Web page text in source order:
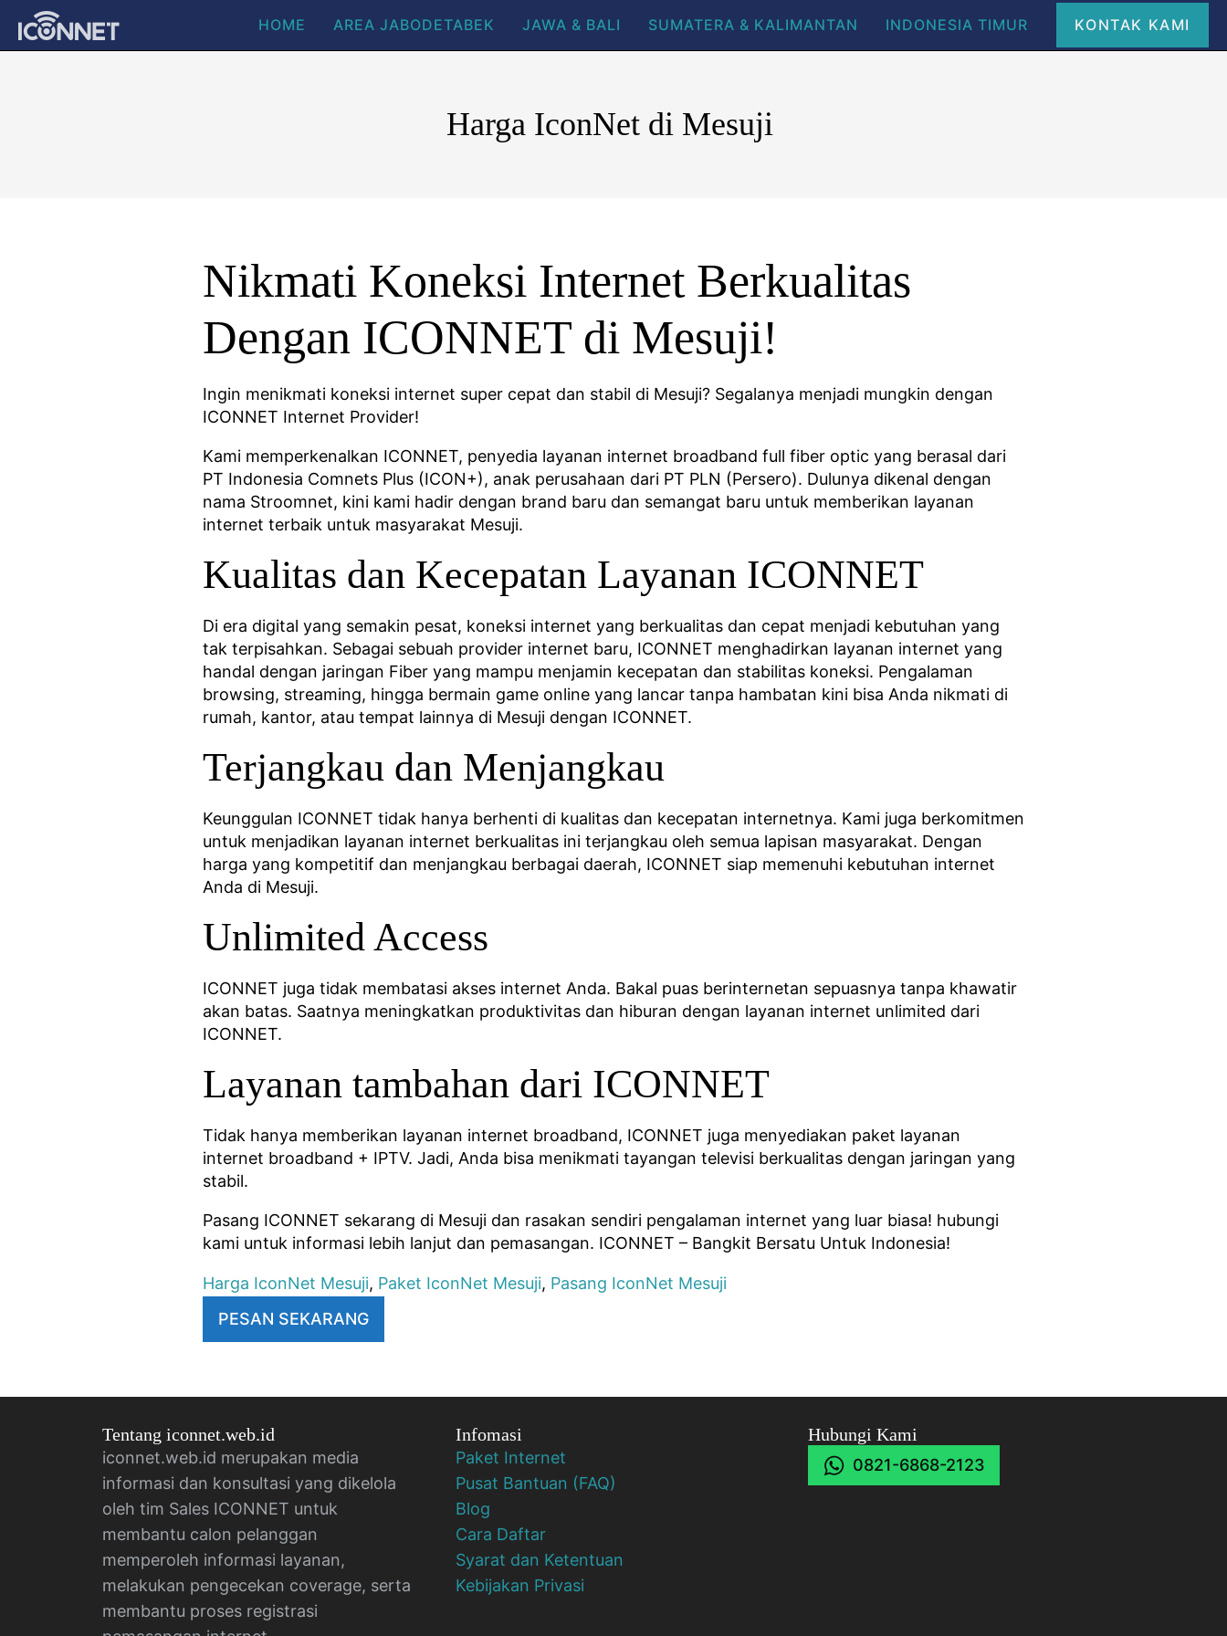
HOME AREA JABODETABEK JAWA & BALI SUMATERA & KALIMANTAN INDONESIA TIMUR KONTAK KAMI
Harga IconNet di Mesuji
Nikmati Koneksi Internet Berkualitas
Dengan ICONNET di Mesuji!
Ingin menikmati koneksi internet super cepat dan stabil di Mesuji? Segalanya menjadi mungkin dengan
ICONNET Internet Provider!
Kami memperkenalkan ICONNET, penyedia layanan internet broadband full fiber optic yang berasal dari
PT Indonesia Comnets Plus (ICON+), anak perusahaan dari PT PLN (Persero). Dulunya dikenal dengan
nama Stroomnet, kini kami hadir dengan brand baru dan semangat baru untuk memberikan layanan
internet terbaik untuk masyarakat Mesuji.
Kualitas dan Kecepatan Layanan ICONNET
Di era digital yang semakin pesat, koneksi internet yang berkualitas dan cepat menjadi kebutuhan yang
tak terpisahkan. Sebagai sebuah provider internet baru, ICONNET menghadirkan layanan internet yang
handal dengan jaringan Fiber yang mampu menjamin kecepatan dan stabilitas koneksi. Pengalaman
browsing, streaming, hingga bermain game online yang lancar tanpa hambatan kini bisa Anda nikmati di
rumah, kantor, atau tempat lainnya di Mesuji dengan ICONNET.
Terjangkau dan Menjangkau
Keunggulan ICONNET tidak hanya berhenti di kualitas dan kecepatan internetnya. Kami juga berkomitmen
untuk menjadikan layanan internet berkualitas ini terjangkau oleh semua lapisan masyarakat. Dengan
harga yang kompetitif dan menjangkau berbagai daerah, ICONNET siap memenuhi kebutuhan internet
Anda di Mesuji.
Unlimited Access
ICONNET juga tidak membatasi akses internet Anda. Bakal puas berinternetan sepuasnya tanpa khawatir
akan batas. Saatnya meningkatkan produktivitas dan hiburan dengan layanan internet unlimited dari
ICONNET.
Layanan tambahan dari ICONNET
Tidak hanya memberikan layanan internet broadband, ICONNET juga menyediakan paket layanan
internet broadband + IPTV. Jadi, Anda bisa menikmati tayangan televisi berkualitas dengan jaringan yang
stabil.
Pasang ICONNET sekarang di Mesuji dan rasakan sendiri pengalaman internet yang luar biasa! hubungi
kami untuk informasi lebih lanjut dan pemasangan. ICONNET – Bangkit Bersatu Untuk Indonesia!
Harga IconNet Mesuji, Paket IconNet Mesuji, Pasang IconNet Mesuji
PESAN SEKARANG
Tentang iconnet.web.id
iconnet.web.id merupakan media
informasi dan konsultasi yang dikelola
oleh tim Sales ICONNET untuk
membantu calon pelanggan
memperoleh informasi layanan,
melakukan pengecekan coverage, serta
membantu proses registrasi
Infomasi
Paket Internet
Pusat Bantuan (FAQ)
Blog
Cara Daftar
Syarat dan Ketentuan
Kebijakan Privasi
Hubungi Kami
0821-6868-2123